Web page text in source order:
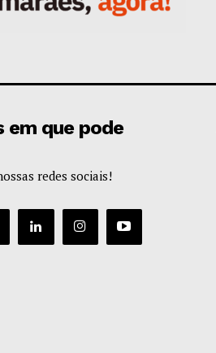
em que pode
redes sociais!